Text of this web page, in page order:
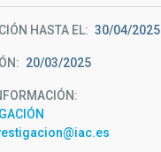
HASTA EL 30/04/2025
20/03/2025